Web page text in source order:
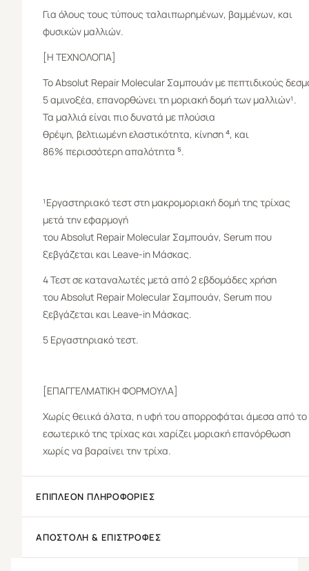
Για όλους τους τύπους ταλαιπωρημένων, βαμμένων, και
φυσικών μαλλιών.
[Η ΤΕΧΝΟΛΟΓΙΑ]
Το Absolut Repair Molecular Σαμπουάν με πεπτιδικούς
5 αμινοξέα, επανορθώνει τη μοριακή δομή των μαλλιών¹.
Τα μαλλιά είναι πιο δυνατά με πλούσια
θρέψη, βελτιωμένη ελαστικότητα, κίνηση ⁴, και
86% περισσότερη απαλότητα ⁵.
¹Εργαστηριακό τεστ στη μακρομοριακή δομή της τρίχας
μετά την εφαρμογή
του Absolut Repair Molecular Σαμπουάν, Serum που
ξεβγάζεται και Leave-in Μάσκας.
4 Τεστ σε καταναλωτές μετά από 2 εβδομάδες χρήση
του Absolut Repair Molecular Σαμπουάν, Serum που
ξεβγάζεται και Leave-in Μάσκας.
5 Εργαστηριακό τεστ.
[ΕΠΑΓΓΕΛΜΑΤΙΚΗ ΦΟΡΜΟΥΛΑ]
Χωρίς θειικά άλατα, η υφή του απορροφάται άμεσα από το
εσωτερικό της τρίχας και χαρίζει μοριακή επανόρθωση
χωρίς να βαραίνει την τρίχα.
ΕΠΙΠΛΈΟΝ ΠΛΗΡΟΦΟΡΊΕΣ
ΑΠΟΣΤΟΛΉ & ΕΠΙΣΤΡΟΦΈΣ